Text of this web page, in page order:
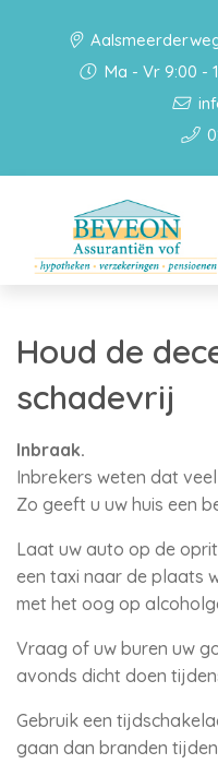
Ma - Vr 9:00 -
Houd de
schadevrij
Inbraak.
Inbrekers weten dat
Zo geeft u uw huis een
Laat uw auto op de
een taxi naar de plaats
met het oog op
Vraag of uw buren uw
avonds dicht doen
Gebruik een
gaan dan branden